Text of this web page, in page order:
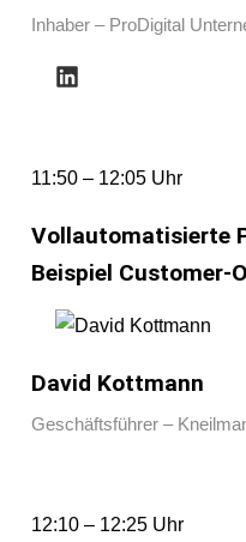
Inhaber – ProDigital
11:50 – 12:05 Uhr
Vollautomatisierte
Beispiel Customer-
David Kottmann
Geschäftsführer –
12:10 – 12:25 Uhr